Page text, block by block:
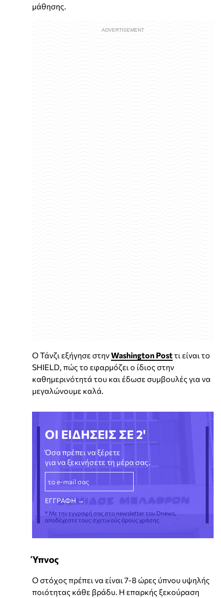
μάθησης.
Ο Τάνζι εξήγησε στηνWashington Postτι είναι το
SHIELD, πώς το εφαρμόζει ο ίδιος στην
καθημερινότητά του και έδωσε συμβουλές για να
μεγαλώνουμε καλά.
ΟΙ ΕΙΔΗΣΕΙΣ ΣΕ 2'
Όσα πρέπει να ξέρετε
για να ξεκινήσετε τη μέρα σας.
* Με την εγγραφή σας στο newsletter του Dnews,
αποδέχεστε τους σχετικούς όρους χρήσης
Ύπνος
Ο στόχος πρέπει να είναι 7-8 ώρες ύπνου υψηλής
ποιότητας κάθε βράδυ. Η επαρκής ξεκούραση